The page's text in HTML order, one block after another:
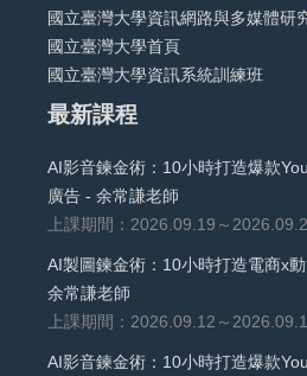
國立臺灣大學資訊網路與多媒體研
國立臺灣大學首頁
國立臺灣大學資訊系統訓練班
最新課程
AI影音鍊金術：10小時打造爆款
廣告 - 余常謙老師
上課期間：2026.09.19～
AI製圖鍊金術：10小時打造電商x
余常謙老師
上課期間：2026.09.12～
AI影音鍊金術：10小時打造爆款